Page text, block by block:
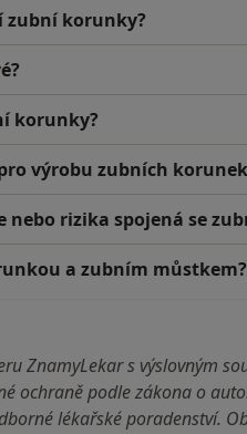
zubní korunky?
korunky?
výrobu zubních
nebo rizika spojená se
a zubním můstkem?
ZnamyLekar s výslovným
ochraně podle zákona o
lékařské poradenství.